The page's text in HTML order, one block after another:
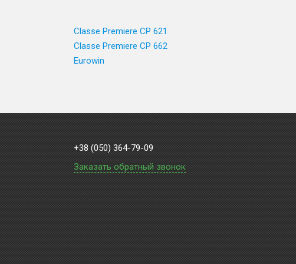
Classe Premiere CP 621
Classe Premiere CP 662
Eurowin
+38 (050) 364-79-09
Заказать обратный звонок